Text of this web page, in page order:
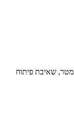
הזוהר 9-11 תל אביב, קידוח פיאזומטר לעומק 15 מטר, שאיבת פיתוח